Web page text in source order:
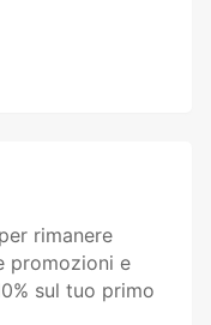
rimanere
promozioni e
sul tuo primo